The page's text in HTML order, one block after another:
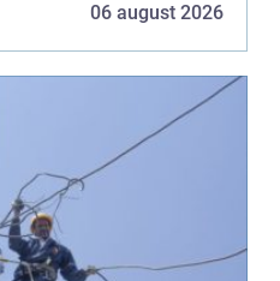
06 august 2026